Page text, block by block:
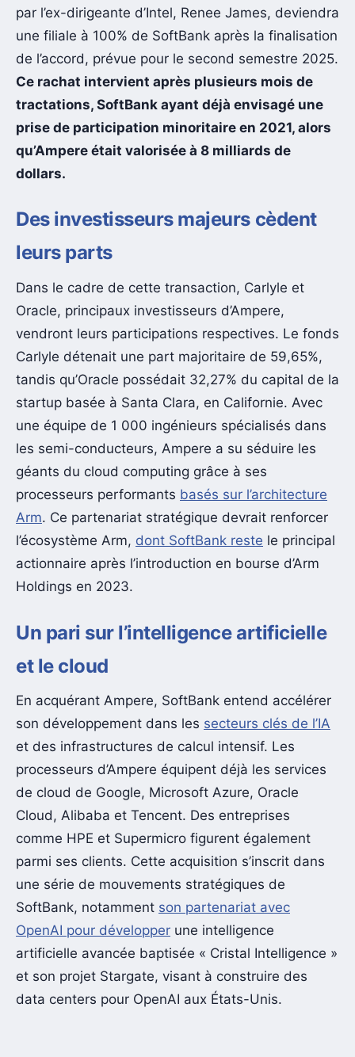
par l’ex-dirigeante d’Intel, Renee James, deviendra
une filiale à 100% de SoftBank après la finalisation
de l’accord, prévue pour le second semestre 2025.
Ce rachat intervient après plusieurs mois de
tractations, SoftBank ayant déjà envisagé une
prise de participation minoritaire en 2021, alors
qu’Ampere était valorisée à 8 milliards de
dollars.
Des investisseurs majeurs cèdent
leurs parts
Dans le cadre de cette transaction, Carlyle et
Oracle, principaux investisseurs d’Ampere,
vendront leurs participations respectives. Le fonds
Carlyle détenait une part majoritaire de 59,65%,
tandis qu’Oracle possédait 32,27% du capital de la
startup basée à Santa Clara, en Californie. Avec
une équipe de 1 000 ingénieurs spécialisés dans
les semi-conducteurs, Ampere a su séduire les
géants du cloud computing grâce à ses
processeurs performants basés sur l’architecture
Arm. Ce partenariat stratégique devrait renforcer
l’écosystème Arm, dont SoftBank reste le principal
actionnaire après l’introduction en bourse d’Arm
Holdings en 2023.
Un pari sur l’intelligence artificielle
et le cloud
En acquérant Ampere, SoftBank entend accélérer
son développement dans les secteurs clés de l’IA
et des infrastructures de calcul intensif. Les
processeurs d’Ampere équipent déjà les services
de cloud de Google, Microsoft Azure, Oracle
Cloud, Alibaba et Tencent. Des entreprises
comme HPE et Supermicro figurent également
parmi ses clients. Cette acquisition s’inscrit dans
une série de mouvements stratégiques de
SoftBank, notamment son partenariat avec
OpenAI pour développer une intelligence
artificielle avancée baptisée « Cristal Intelligence »
et son projet Stargate, visant à construire des
data centers pour OpenAI aux États-Unis.